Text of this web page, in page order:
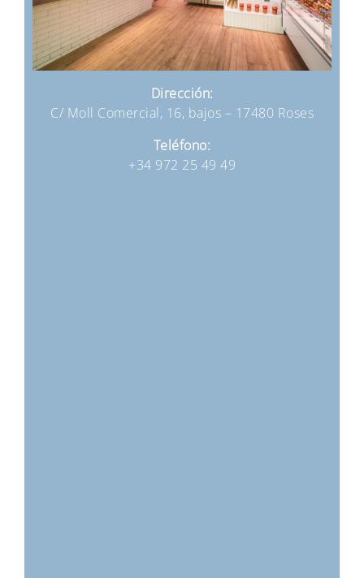
Dirección:
C/ Moll Comercial, 16, bajos – 17480 Roses
Teléfono:
+34 972 25 49 49